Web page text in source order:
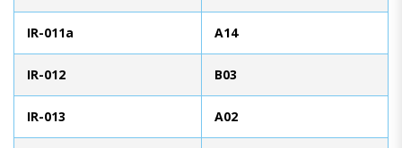
IR-011a A14
IR-012 B03
IR-013 A02